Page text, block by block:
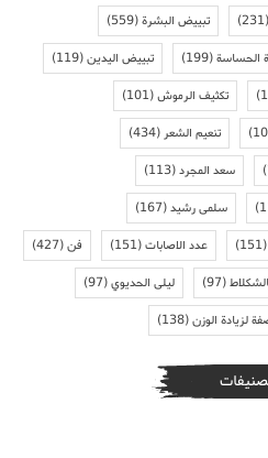
(231) تبييض البشرة(559)
الحساسة(199) تبييض اليدين(119)
تكثيف الرموش(101)
تنعيم الشعر(434)
سعد المجرد(113)
سلمى رشيد(167)
(151) عدد الاصابات(151) فن(427)
(97) ليلى الحديوي(97)
لزيادة الوزن(138)